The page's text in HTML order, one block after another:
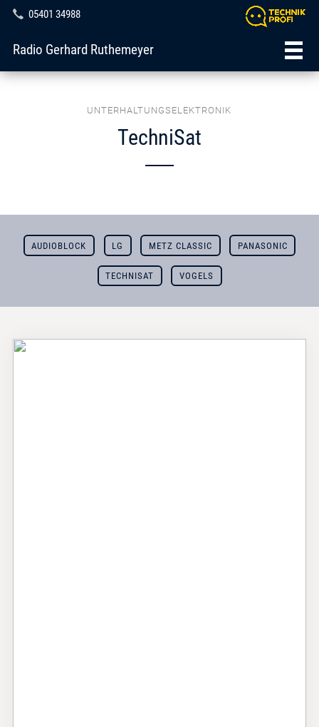
05401 34988
Radio Gerhard Ruthemeyer
UNTERHALTUNGSELEKTRONIK
TechniSat
AUDIOBLOCK LG METZ CLASSIC PANASONIC
TECHNISAT VOGELS